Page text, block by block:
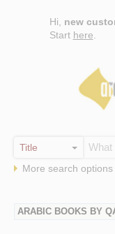
Hi, new
Start here
More search options
ARABIC BOOKS BY